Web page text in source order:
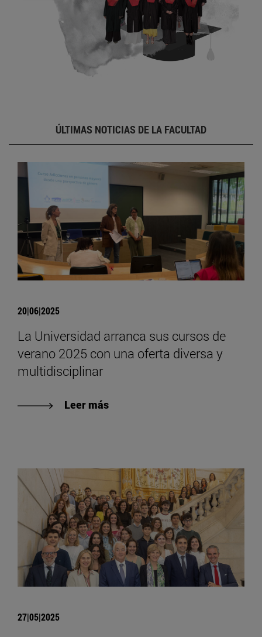
ÚLTIMAS NOTICIAS DE LA FACULTAD
20|06|2025
La Universidad arranca sus cursos de
verano 2025 con una oferta diversa y
multidisciplinar
Leer más
27|05|2025